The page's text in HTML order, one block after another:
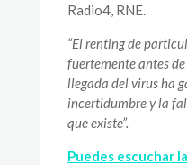
Radio4, RNE.
“El renting de
fuertemente antes
llegada del virus ha
incertidumbre y la
que existe”.
Puedes escuchar